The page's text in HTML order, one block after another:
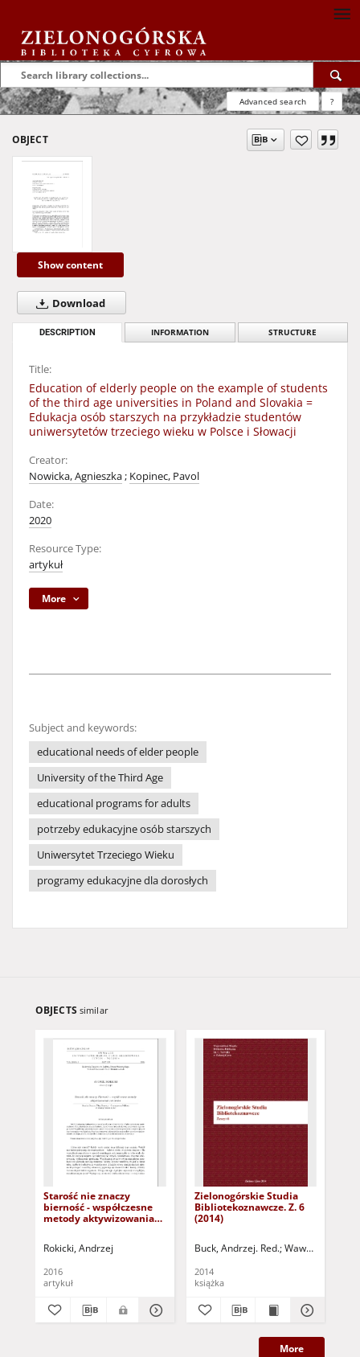
Advanced search ?
OBJECT
Show content
Download
DESCRIPTION INFORMATION STRUCTURE
Title:
Education of elderly people on the example of students
of the third age universities in Poland and Slovakia =
Edukacja osób starszych na przykładzie studentów
uniwersytetów trzeciego wieku w Polsce i Słowacji
Creator:
Nowicka, Agnieszka; Kopinec, Pavol
Date:
2020
Resource Type:
artykuł
More
Subject and keywords:
educational needs of elder people
University of the Third Age
educational programs for adults
potrzeby edukacyjne osób starszych
Uniwersytet Trzeciego Wieku
programy edukacyjne dla dorosłych
OBJECTS similar
Starość nie znaczy
bierność - współczesne
metody aktywizowania
tylko dla osób z
Rokicki, Andrzej
2016
artykuł
Zielonogórskie Studia
Bibliotekoznawcze. Z. 6
(2014)
Buck, Andrzej. Red. Wawryk, Joanna.
2014
książka
More